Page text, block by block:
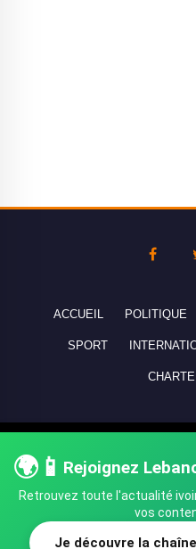
🌍📱 Rejoignez
Retrouvez toute l'actualité
vos
Je découvre la
ACCUEIL POLITIQUE
SPORT
réservés - All